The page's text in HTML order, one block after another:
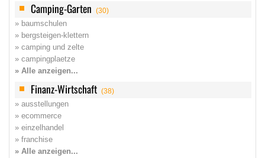
Camping-Garten (30)
» baumschulen
» bergsteigen-klettern
» camping und zelte
» campingplaetze
» Alle anzeigen...
Finanz-Wirtschaft (38)
» ausstellungen
» ecommerce
» einzelhandel
» franchise
» Alle anzeigen...